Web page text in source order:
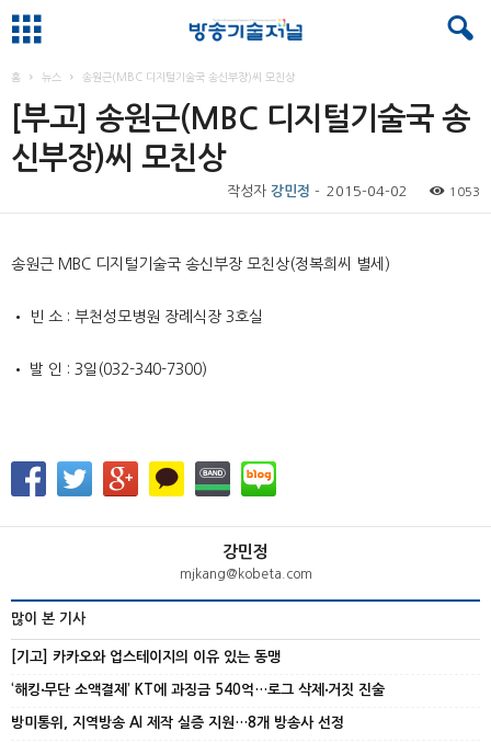
홈 뉴스 송원근(MBC 디지털기술국 송신부장)씨 모친상
[부고] 송원근(MBC 디지털기술국 송
신부장)씨 모친상
작성자 강민정 - 2015-04-02 1053
송원근 MBC 디지털기술국 송신부장 모친상(정복희씨 별세 )
• 빈 소 : 부천성모병원 장례식장 3호실
• 발 인 : 3일 (032-340-7300)
강민정
mjkang@kobeta.com
많이 본 기사
[기고] 카카오와 업스테이지의 이유 있는 동맹
‘해킹‧무단 소액결제’ KT에 과징금 540억…로그 삭제‧거짓 진술
방미통위, 지역방송 AI 제작 실증 지원…8개 방송사 선정